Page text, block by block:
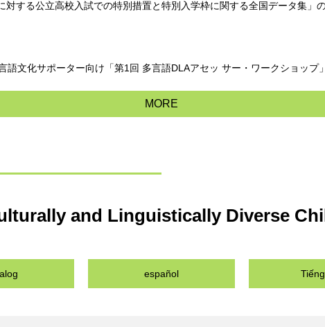
対する公立高校入試での特別措置と特別入学枠に関する全国データ集
語文化サポーター向け「第1回 多言語DLAアセッ サー・ワークショップ」
MORE
and Linguistically Diverse
español